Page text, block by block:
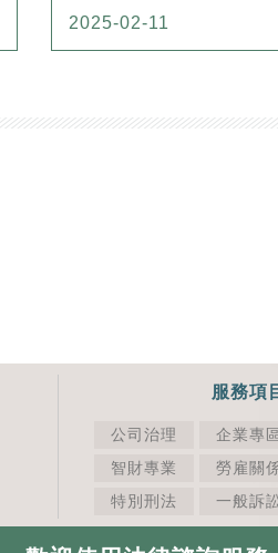
2025-02-11
服務項
公司治理 企業專
智財專業
勞雇關
特別刑法
一般訴